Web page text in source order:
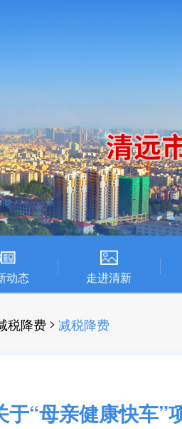
动态 走进清新
税降费 > 减税降费
于“母亲健康快车